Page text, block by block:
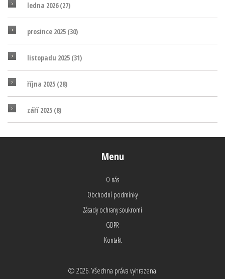
ledna 2026(27)
prosince 2025 (30)
listopadu 2025 (31)
října 2025 (28)
září 2025 (8)
Menu
O nás
Obchodní podmínky
Zásady ochrany soukromí
GDPR
Kontakt
© 2026. Všechna práva vyhrazena.